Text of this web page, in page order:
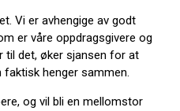
Vi er avhengige av godt
er våre oppdragsgivere og
til det, øker sjansen for at
henger sammen.
og vil bli en mellomstor